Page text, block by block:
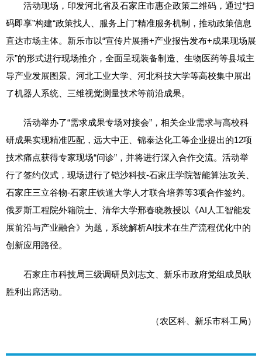
活动现场，印发河北省及石家庄市惠企政策二维码，通过“扫
码即享”构建“政策找人、服务上门”精准服务机制，推动政策信息
直达市场主体。新乐市以“宣传片展播+产业报告发布+成果现场展
示”的形式进行现场推介，全面呈现装备制造、生物医药等县域主
导产业发展图景。河北工业大学、河北科技大学等高校集中展出
了机器人系统、三维视觉测量技术等前沿成果。
活动举办了“需求成果专场对接会”，相关企业需求与高校科
研成果实现精准匹配，远大中正、锦泰达化工等企业提出的12项
技术痛点获得专家现场“问诊”，并将进行深入合作交流。活动举
行了签约仪式，现场进行了铠沙科技-石家庄学院智能算法攻关、
石家庄三立谷物-石家庄铁道大学人才联合培养等3项合作签约。
俄罗斯工程院外籍院士、清华大学邢春晓教授以《AI人工智能发
展前沿与产业融合》为题，系统解析AI技术在生产流程优化中的
创新应用路径。
石家庄市科技局三级调研员刘志文、新乐市政府党组成员耿
胜利出席活动。
（农区科、新乐市科工局）